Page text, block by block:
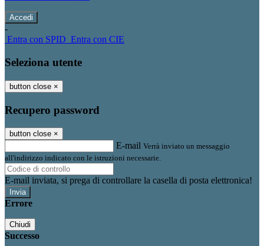
-
Entra con SPID Entra con CIE
Seleziona utente
button close ×
Recupero password
button close ×
E-mail Verrà inviato un messaggio
all'indirizzo indicato con le istruzioni necessarie.
E-mail inviata, si prega di controllare la casella di posta elettronica!
Errore
Chiudi
Successo